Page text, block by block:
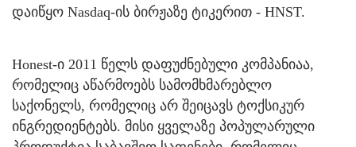
დაიწყო Nasdaq-ის ბირჟაზე ტიკერით - HNST.
Honest-ი 2011 წელს დაფუძნებული კომპანიაა,
რომელიც აწარმოებს სამომხმარებლო
საქონელს, რომელიც არ შეიცავს ტოქსიკურ
ინგრედიენტებს. მისი ყველაზე პოპულარული